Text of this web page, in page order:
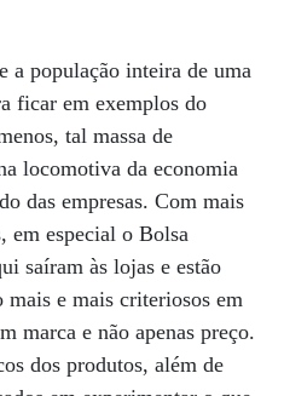
a população inteira de uma
ficar em exemplos do
tal massa de
locomotiva da economia
das empresas. Com mais
em especial o Bolsa
saíram às lojas e estão
mais e mais criteriosos em
marca e não apenas preço.
dos produtos, além de